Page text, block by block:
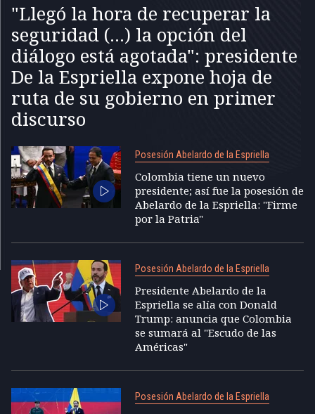
"Llegó la hora de recuperar la
seguridad (...) la opción del
diálogo está agotada": presidente
De la Espriella expone hoja de
ruta de su gobierno en primer
discurso
Posesión Abelardo de la Espriella
Colombia tiene un nuevo
presidente; así fue la posesión de
Abelardo de la Espriella: "Firme
por la Patria"
Posesión Abelardo de la Espriella
Presidente Abelardo de la
Espriella se alía con Donald
Trump: anuncia que Colombia
se sumará al "Escudo de las
Américas"
Posesión Abelardo de la Espriella